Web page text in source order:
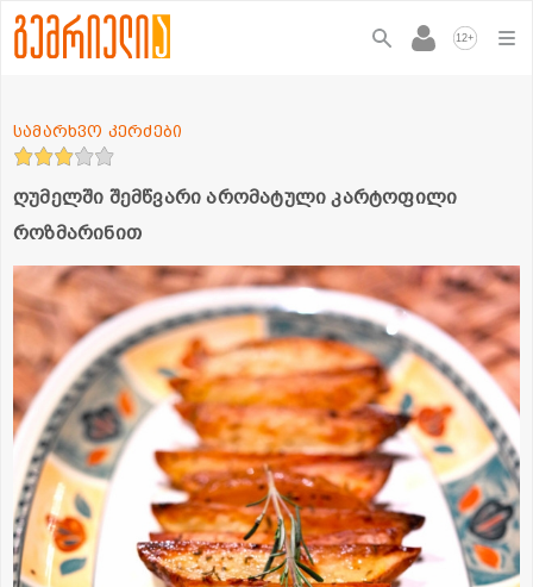
12+
ღუმელში შემწვარი არომატული კარტოფილი
როზმარინით
სამარხვო კერძები